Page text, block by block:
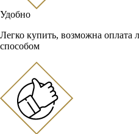
Удобно
Легко купить, возможна
способом